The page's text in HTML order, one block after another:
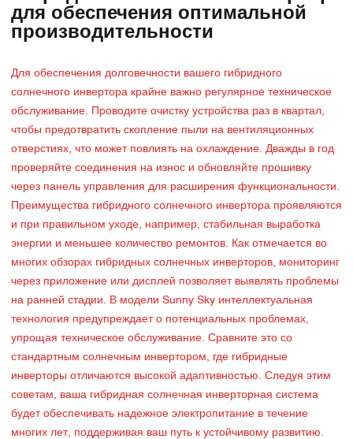
для обеспечения оптимальной
производительности
Для обеспечения долговечности вашего гибридного
солнечного инвертора крайне важно регулярное техническое
обслуживание. Проводите очистку устройства раз в квартал,
чтобы предотвратить скопление пыли на вентиляционных
отверстиях, что может повлиять на охлаждение. Дважды в год
проверяйте соединения на износ и обновляйте прошивку
через панель управления для расширения функциональности.
Преимущества гибридного солнечного инвертора проявляются
и при правильном уходе, например, стабильная выработка
энергии и меньшее количество ремонтов. Как отмечается во
многих обзорах гибридных солнечных инверторов, мониторинг
через приложение или дисплей позволяет выявлять проблемы
на ранней стадии. В модели Sunny Sky интеллектуальная
технология предупреждает о потенциальных проблемах,
упрощая техническое обслуживание. Сравните это со
стандартным солнечным инвертором, где гибридные
инверторы отличаются высокой адаптивностью. Следуя этим
советам, ваша гибридная солнечная инверторная система
будет обеспечивать надежное электропитание в течение
многих лет, поддерживая ваш путь к устойчивому развитию.